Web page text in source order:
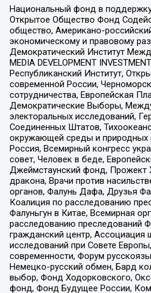
Национальный фонд в
Открытое Общество Фонд
общество, Американо-
экономическому и правовому
Демократический Институт
MEDIA DEVELOPMENT
Республиканский Институт,
современной России,
сотрудничества, Европейская
Демократические Выборы,
электоральных исследований,
Соединенных Штатов,
окружающей среды и природных
Россия, Всемирный конгресс
совет, Человек в беде,
Джеймстаунский фонд, Прожект
дракона, Врачи против
органов, Фалунь Дафа, Друзья
Коалиция по расследованию
Фалуньгун в Китае, Всемирная
расследованию преследований
гражданский центр, Ассоциация
исследований при Совете
современности, Форум
Немецко-русский обмен, Бард
выбор, Фонд Ходорковского,
фонд, Фонд Будущее России,